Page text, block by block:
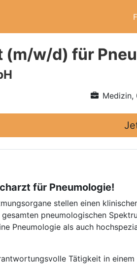
(m/w/d) für
Medizin,
für Pneumologie!
stellen einen
pneumologischen
Pneumologie als auch
Tätigkeit in